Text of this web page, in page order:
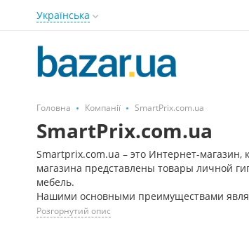
Українська
Головна Компанії SmartPrix.com.ua
SmartPrix.com.ua
Smartprix.com.ua – это Интернет-магазин,
магазина представлены товары личной
мебель.
Нашими основными преимуществами
Розгорнутий опис